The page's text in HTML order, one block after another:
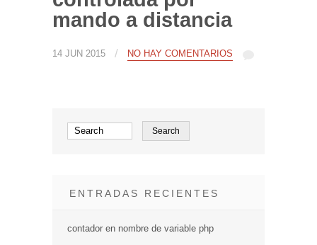
mando a distancia
14 JUN 2015 / NO HAY COMENTARIOS
ENTRADAS RECIENTES
contador en nombre de variable php